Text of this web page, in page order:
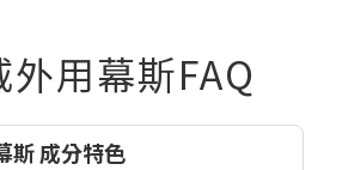
外用幕斯FAQ
斯 成分特色